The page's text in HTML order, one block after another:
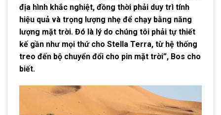
địa hình khắc nghiệt, đồng thời phải duy trì tính
hiệu quả và trọng lượng nhẹ để chạy bằng năng
lượng mặt trời. Đó là lý do chúng tôi phải tự thiết
kế gần như mọi thứ cho Stella Terra, từ hệ thống
treo đến bộ chuyển đổi cho pin mặt trời”, Bos cho
biết.